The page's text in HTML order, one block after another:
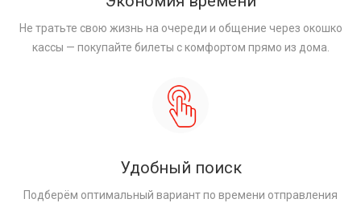
Не тратьте свою жизнь на очереди и общение через окошко
кассы — покупайте билеты с комфортом прямо из дома.
Удобный поиск
Подберём оптимальный вариант по времени отправления